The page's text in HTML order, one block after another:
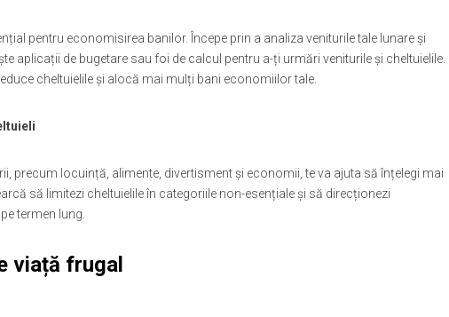
pentru economisirea banilor. Începe prin a analiza veniturile tale lunare și
aplicații de bugetare sau foi de calcul pentru a-ți urmări veniturile și cheltuielile.
cheltuielile și alocă mai mulți bani economiilor tale.
precum locuință, alimente, divertisment și economii, te va ajuta să înțelegi mai
să limitezi cheltuielile în categoriile non-esențiale și să direcționezi
termen lung.
viață frugal